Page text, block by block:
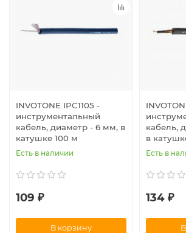
INVOTONE IPC1105 -
инструментальный
кабель, диаметр - 6 мм, в
катушке 100 м
Есть в наличии
109 ₽
В корзину
кабель,
в
Есть в
134 ₽